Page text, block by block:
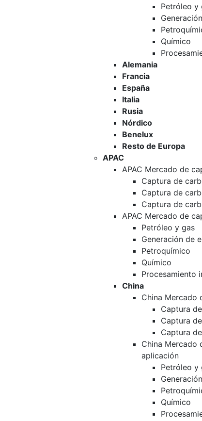
Petróleo y
Químico
Alemania
Francia
España
Italia
Rusia
Nórdico
Benelux
Resto de Europa
APAC
APAC Mercado de
Captura de
Captura de
Captura de
APAC Mercado de
Petróleo y gas
Generación de
Petroquímico
Químico
Procesamiento
China
China Mercado
Captura
Captura
Captura
China Mercado
aplicación
Petróleo y
Químico